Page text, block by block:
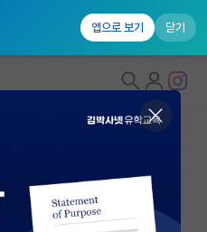
앱으로 보기 닫기